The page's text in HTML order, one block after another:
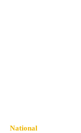
National